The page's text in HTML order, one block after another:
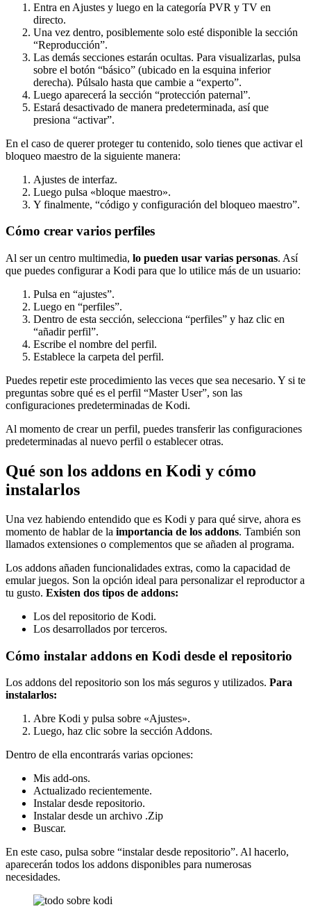
Entra en Ajustes y luego en la categoría PVR y TV en
directo.
Una vez dentro, posiblemente solo esté disponible la sección
“Reproducción”.
Las demás secciones estarán ocultas. Para visualizarlas, pulsa
sobre el botón “básico” (ubicado en la esquina inferior
derecha). Púlsalo hasta que cambie a “experto”.
Luego aparecerá la sección “protección paternal”.
Estará desactivado de manera predeterminada, así que
presiona “activar”.
En el caso de querer proteger tu contenido, solo tienes que activar el
bloqueo maestro de la siguiente manera:
Ajustes de interfaz.
Luego pulsa «bloque maestro».
Y finalmente, “código y configuración del bloqueo maestro”.
Cómo crear varios perfiles
Al ser un centro multimedia, lo pueden usar varias personas. Así
que puedes configurar a Kodi para que lo utilice más de un usuario:
Pulsa en “ajustes”.
Luego en “perfiles”.
Dentro de esta sección, selecciona “perfiles” y haz clic en
“añadir perfil”.
Escribe el nombre del perfil.
Establece la carpeta del perfil.
Puedes repetir este procedimiento las veces que sea necesario. Y si te
preguntas sobre qué es el perfil “Master User”, son las
configuraciones predeterminadas de Kodi.
Al momento de crear un perfil, puedes transferir las configuraciones
predeterminadas al nuevo perfil o establecer otras.
Qué son los addons en Kodi y cómo
instalarlos
Una vez habiendo entendido que es Kodi y para qué sirve, ahora es
momento de hablar de la importancia de los addons. También son
llamados extensiones o complementos que se añaden al programa.
Los addons añaden funcionalidades extras, como la capacidad de
emular juegos. Son la opción ideal para personalizar el reproductor a
tu gusto. Existen dos tipos de addons:
Los del repositorio de Kodi.
Los desarrollados por terceros.
Cómo instalar addons en Kodi desde el repositorio
Los addons del repositorio son los más seguros y utilizados. Para
instalarlos:
Abre Kodi y pulsa sobre «Ajustes».
Luego, haz clic sobre la sección Addons.
Dentro de ella encontrarás varias opciones:
Mis add-ons.
Actualizado recientemente.
Instalar desde repositorio.
Instalar desde un archivo .Zip
Buscar.
En este caso, pulsa sobre “instalar desde repositorio”. Al hacerlo,
aparecerán todos los addons disponibles para numerosas
necesidades.